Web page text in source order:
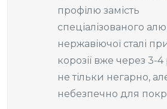
профілю замість
спеціалізованого
нержавіючої сталі
корозії вже через 3-
не тільки негарно,
небезпечно для